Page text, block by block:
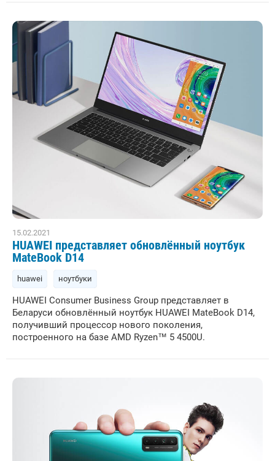
15.02.2021
HUAWEI представляет обновлённый ноутбук
MateBook D14
huawei ноутбуки
HUAWEI Consumer Business Group представляет в
Беларуси обновлённый ноутбук HUAWEI MateBook D14,
получивший процессор нового поколения,
построенного на базе AMD Ryzen™ 5 4500U.